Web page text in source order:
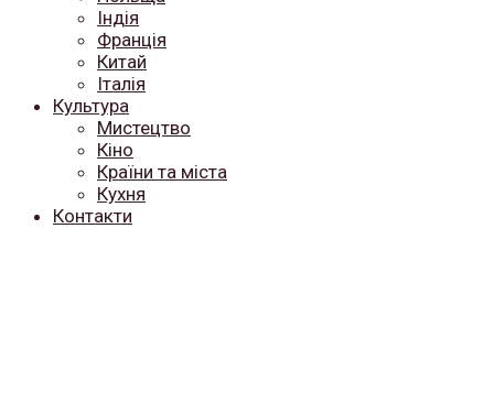
Індія
Франція
Китай
Італія
Культура
Мистецтво
Кіно
Країни та міста
Кухня
Контакти